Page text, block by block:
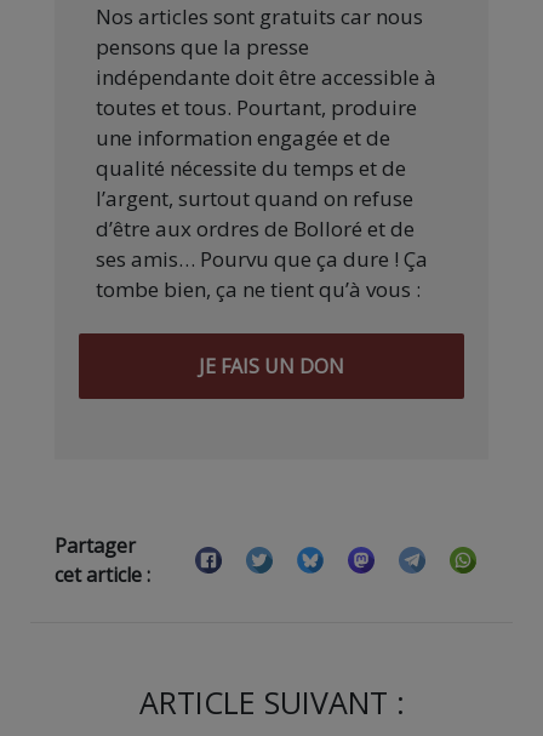
Nos articles sont gratuits car nous
pensons que la presse
indépendante doit être accessible à
toutes et tous. Pourtant, produire
une information engagée et de
qualité nécessite du temps et de
l’argent, surtout quand on refuse
d’être aux ordres de Bolloré et de
ses amis… Pourvu que ça dure ! Ça
tombe bien, ça ne tient qu’à vous :
JE FAIS UN DON
Partager
cet article :
ARTICLE SUIVANT :